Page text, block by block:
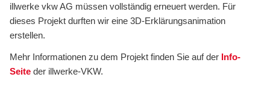
illwerke vkw AG müssen vollständig erneuert werden. Für
dieses Projekt durften wir eine 3D-Erklärungsanimation
erstellen.
Mehr Informationen zu dem Projekt finden Sie auf der Info-
Seite der illwerke-VKW.